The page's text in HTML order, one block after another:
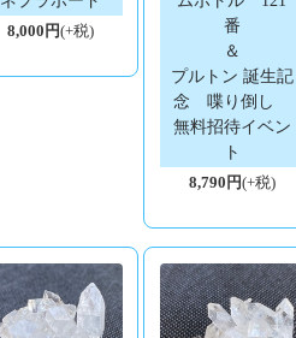
8,000円(+税)
番
＆
プルトン 誕生記
念 喋り倒し
無料招待イベン
ト
8,790円(+税)